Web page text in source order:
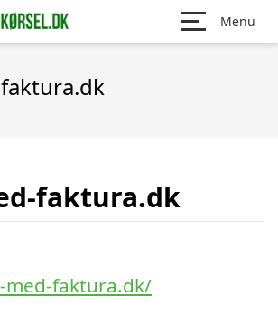
Menu
faktura.dk
faktura.dk/